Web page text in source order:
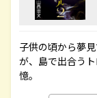
子供の頃から夢
が、島で出合う
憶。